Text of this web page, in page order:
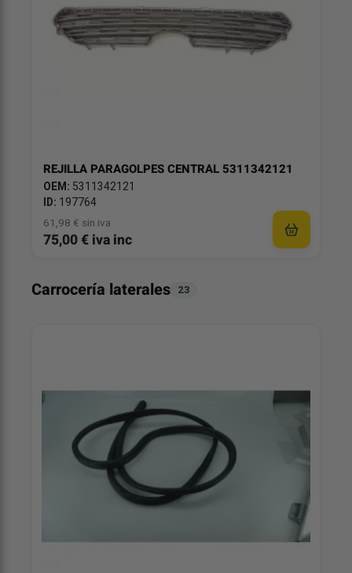
REJILLA PARAGOLPES CENTRAL 5311342121
OEM: 5311342121
ID: 197764
61,98 € sin iva
75,00 € iva inc
Carrocería laterales 23